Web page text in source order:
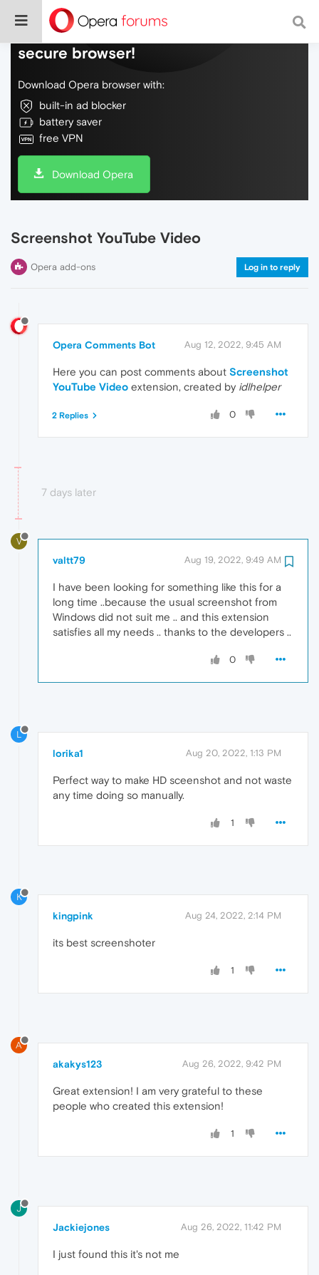
Do more on the web, with a fast and
secure browser!
Download Opera browser with:
built-in ad blocker
battery saver
free VPN
Download Opera
Screenshot YouTube Video
Opera add-ons Log in to reply
Opera Comments Bot Aug 12, 2022, 9:45 AM
Here you can post comments about Screenshot
YouTube Video extension, created by idlhelper
0
2 Replies
7 days later
V
valtt79 Aug 19, 2022, 9:49 AM
I have been looking for something like this for a
long time ..because the usual screenshot from
Windows did not suit me .. and this extension
satisfies all my needs .. thanks to the developers ..
0
L
lorika1 Aug 20, 2022, 1:13 PM
Perfect way to make HD sceenshot and not waste
any time doing so manually.
1
K
kingpink Aug 24, 2022, 2:14 PM
its best screenshoter
1
A
akakys123 Aug 26, 2022, 9:42 PM
Great extension! I am very grateful to these
people who created this extension!
1
J
Jackiejones Aug 26, 2022, 11:42 PM
I just found this it's not me